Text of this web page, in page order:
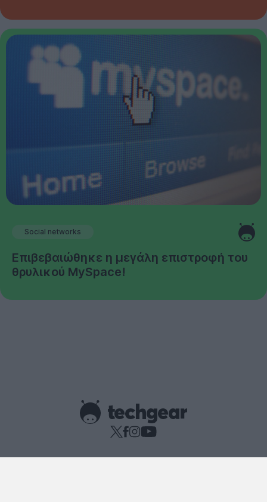
Social networks
Επιβεβαιώθηκε η μεγάλη επιστροφή του
θρυλικού MySpace!